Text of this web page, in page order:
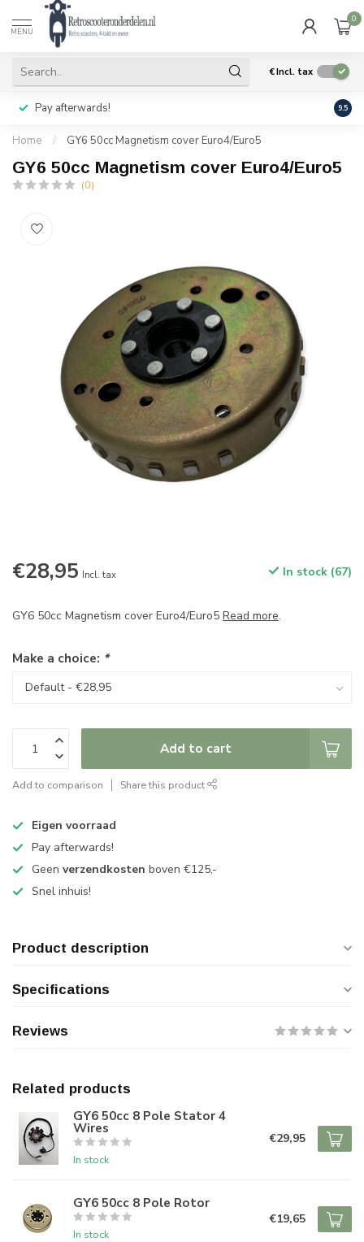
MENU
0
€Incl. tax
Pay afterwards! Geen
9.5
Home / GY6 50cc Magnetism cover Euro4/Euro5
GY6 50cc Magnetism cover Euro4/Euro5
(0)
€28,95 Incl. tax In stock (67)
GY6 50cc Magnetism cover Euro4/Euro5 Read more.
Make a choice: *
Add to cart
Add to comparison Share this product
Eigen voorraad
Pay afterwards!
Geen verzendkosten boven €125,-
Snel inhuis!
Product description
Specifications
Reviews
Related products
GY6 50cc 8 Pole Stator 4
Wires
In stock
€29,95
GY6 50cc 8 Pole Rotor
In stock
€19,65